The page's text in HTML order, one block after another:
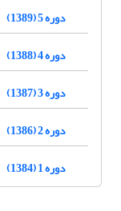
دوره 5 (1389)
دوره 4 (1388)
دوره 3 (1387)
دوره 2 (1386)
دوره 1 (1384)